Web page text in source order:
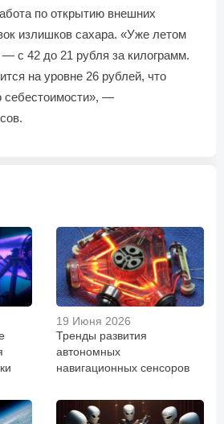
по открытию внешних
излишков сахара. «Уже летом
с 42 до 21 рубля за килограмм.
на уровне 26 рублей, что
себестоимости», —
19 Июня 2026
Тренды развития
автономных
навигационных сенсоров